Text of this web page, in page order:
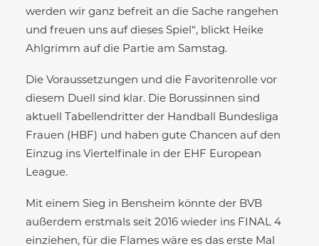
werden wir ganz befreit an die Sache rangehen
und freuen uns auf dieses Spiel“, blickt Heike
Ahlgrimm auf die Partie am Samstag.
Die Voraussetzungen und die Favoritenrolle vor
diesem Duell sind klar. Die Borussinnen sind
aktuell Tabellendritter der Handball Bundesliga
Frauen (HBF) und haben gute Chancen auf den
Einzug ins Viertelfinale in der EHF European
League.
Mit einem Sieg in Bensheim könnte der BVB
außerdem erstmals seit 2016 wieder ins FINAL 4
einziehen, für die Flames wäre es das erste Mal